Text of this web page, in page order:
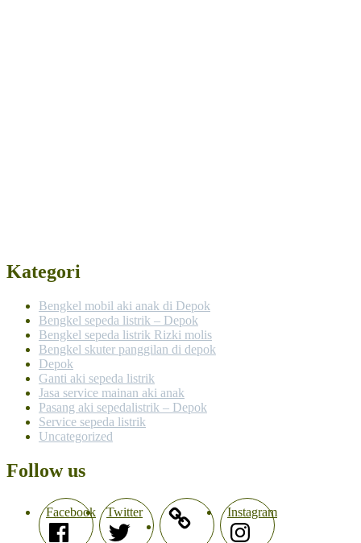
Kategori
Bengkel mobil aki anak di Depok
Bengkel sepeda listrik – Depok
Bengkel sepeda listrik Rizki molis
Bengkel skuter panggilan di depok
Depok
Ganti aki sepeda listrik
Jasa service mainan aki anak
Pasang aki sepedalistrik – Depok
Service sepeda listrik
Uncategorized
Follow us
Facebook Twitter Instagram